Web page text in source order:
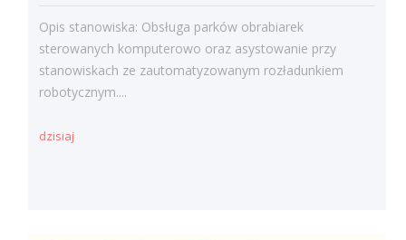
Opis stanowiska: Obsługa parków obrabiarek
sterowanych komputerowo oraz asystowanie przy
stanowiskach ze zautomatyzowanym rozładunkiem
robotycznym....
dzisiaj